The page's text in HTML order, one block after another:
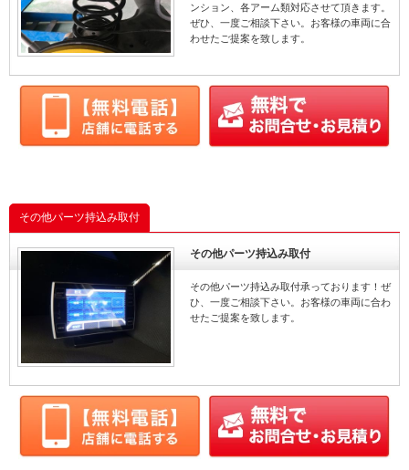
ンション、各アーム類対応させて頂きます。
ぜひ、一度ご相談下さい。お客様の車両に合
わせたご提案を致します。
その他パーツ持込み取付
その他パーツ持込み取付
その他パーツ持込み取付承っております！ぜ
ひ、一度ご相談下さい。お客様の車両に合わ
せたご提案を致します。